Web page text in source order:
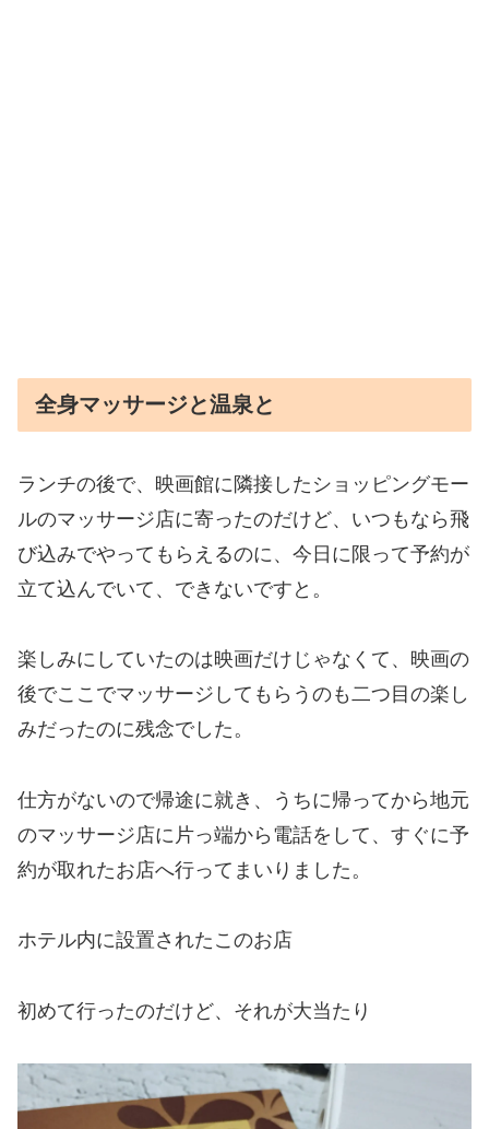
全身マッサージと温泉と
ランチの後で、映画館に隣接したショッピングモー
ルのマッサージ店に寄ったのだけど、いつもなら飛
び込みでやってもらえるのに、今日に限って予約が
立て込んでいて、できないですと。
楽しみにしていたのは映画だけじゃなくて、映画の
後でここでマッサージしてもらうのも二つ目の楽し
みだったのに残念でした。
仕方がないので帰途に就き、うちに帰ってから地元
のマッサージ店に片っ端から電話をして、すぐに予
約が取れたお店へ行ってまいりました。
ホテル内に設置されたこのお店
初めて行ったのだけど、それが大当たり